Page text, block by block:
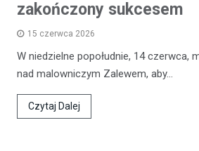
zakończony sukcesem
15 czerwca 2026
W niedzielne popołudnie, 14 czerwca,
nad malowniczym Zalewem, aby…
Czytaj Dalej